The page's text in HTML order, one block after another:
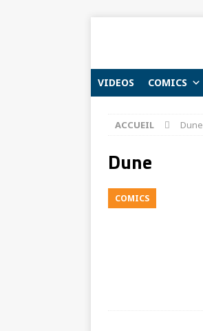
VIDEOS COMICS
ACCUEIL Dune
Dune
COMICS